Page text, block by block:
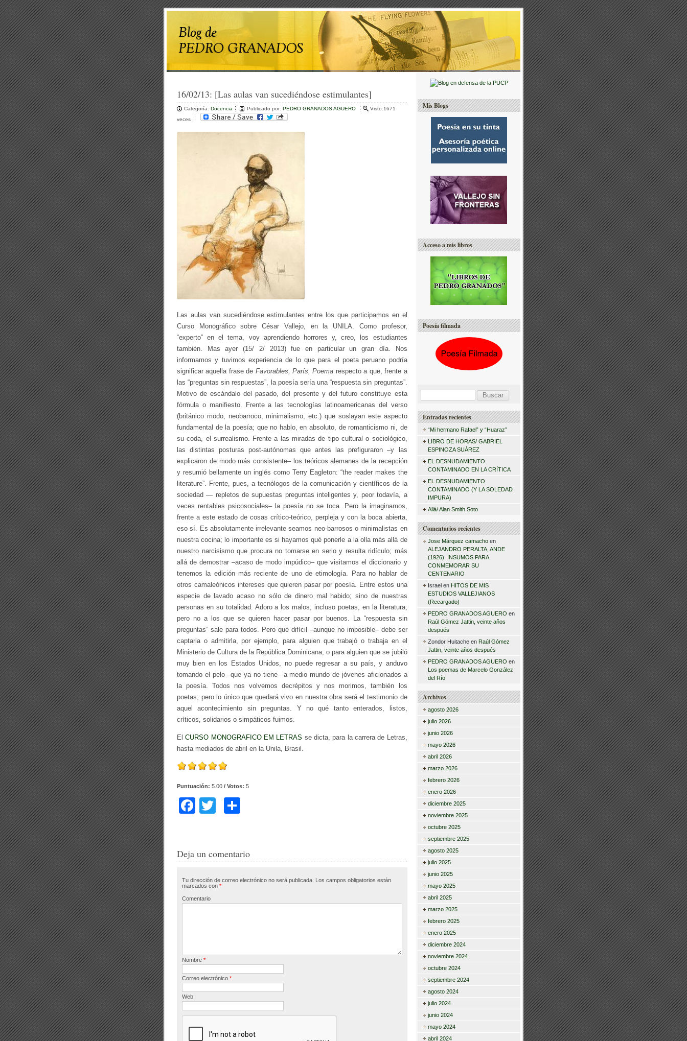
16/02/13: [Las aulas van sucediéndose estimulantes]
Categoría: Docencia Publicado por: PEDRO GRANADOS AGUERO
Visto:1671
veces
Las aulas van sucediéndose estimulantes entre los que participamos en el
Curso Monográfico sobre César Vallejo, en la UNILA. Como profesor,
“experto” en el tema, voy aprendiendo horrores y, creo, los estudiantes
también. Mas ayer (15/ 2/ 2013) fue en particular un gran día. Nos
informamos y tuvimos experiencia de lo que para el poeta peruano podría
significar aquella frase de Favorables, París, Poema respecto a que, frente a
las “preguntas sin respuestas”, la poesía sería una “respuesta sin preguntas”.
Motivo de escándalo del pasado, del presente y del futuro constituye esta
fórmula o manifiesto. Frente a las tecnologías latinoamericanas del verso
(británico modo, neobarroco, minimalismo, etc.) que soslayan este aspecto
fundamental de la poesía; que no hablo, en absoluto, de romanticismo ni, de
su coda, el surrealismo. Frente a las miradas de tipo cultural o sociológico,
las distintas posturas post-autónomas que antes las prefiguraron –y las
explicaron de modo más consistente– los teóricos alemanes de la recepción
y resumió bellamente un inglés como Terry Eagleton: “the reader makes the
literature”. Frente, pues, a tecnólogos de la comunicación y científicos de la
sociedad — repletos de supuestas preguntas inteligentes y, peor todavía, a
veces rentables psicosociales– la poesía no se toca. Pero la imaginamos,
frente a este estado de cosas crítico-teórico, perpleja y con la boca abierta,
eso sí. Es absolutamente irrelevante seamos neo-barrosos o minimalistas en
nuestra cocina; lo importante es si hayamos qué ponerle a la olla más allá de
nuestro narcisismo que procura no tomarse en serio y resulta ridículo; más
allá de demostrar –acaso de modo impúdico– que visitamos el diccionario y
tenemos la edición más reciente de uno de etimología. Para no hablar de
otros camaleónicos intereses que quieren pasar por poesía. Entre estos una
especie de lavado acaso no sólo de dinero mal habido; sino de nuestras
personas en su totalidad. Adoro a los malos, incluso poetas, en la literatura;
pero no a los que se quieren hacer pasar por buenos. La “respuesta sin
preguntas” sale para todos. Pero qué difícil –aunque no imposible– debe ser
captarla o admitirla, por ejemplo, para alguien que trabajó o trabaja en el
Ministerio de Cultura de la República Dominicana; o para alguien que se jubiló
muy bien en los Estados Unidos, no puede regresar a su país, y anduvo
tomando el pelo –que ya no tiene– a medio mundo de jóvenes aficionados a
la poesía. Todos nos volvemos decrépitos y nos morimos, también los
poetas; pero lo único que quedará vivo en nuestra obra será el testimonio de
aquel acontecimiento sin preguntas. Y no qué tanto enterados, listos,
críticos, solidarios o simpáticos fuimos.
ElCURSO MONOGRAFICO EM LETRAS se dicta, para la carrera de Letras,
hasta mediados de abril en la Unila, Brasil.
Puntuación: 5.00 / Votos: 5
F
e
o
o
er p
tir
Deja un comentario
Tu dirección de correo electrónico no será publicada. Los campos obligatorios están
marcados con *
Comentario
Nombre *
Correo electrónico *
Web
Mis Blogs
Acceso a mis libros
Poesía filmada
s
r
Entradas recientes
“Mi hermano Rafael” y “Huaraz”
LIBRO DE HORAS/ GABRIEL
ESPINOZA SUÁREZ
EL DESNUDAMIENTO
CONTAMINADO EN LA CRÍTICA
EL DESNUDAMIENTO
CONTAMINADO (Y LA SOLEDAD
IMPURA)
Allá/ Alan Smith Soto
Comentarios recientes
Jose Márquez camachoen
ALEJANDRO PERALTA, ANDE
(1926). INSUMOS PARA
CONMEMORAR SU
CENTENARIO
Israelen HITOS DE MIS
ESTUDIOS VALLEJIANOS
(Recargado)
PEDRO GRANADOS AGUERO en
Raúl Gómez Jattin, veinte años
después
Zondor Huitacheen Raúl Gómez
Jattin, veinte años después
PEDRO GRANADOS AGUERO en
Los poemas de Marcelo González
del Río
Archivos
agosto 2026
julio 2026
junio 2026
mayo 2026
abril 2026
marzo 2026
febrero 2026
enero 2026
diciembre 2025
noviembre 2025
octubre 2025
septiembre 2025
agosto 2025
julio 2025
junio 2025
mayo 2025
abril 2025
marzo 2025
febrero 2025
enero 2025
diciembre 2024
noviembre 2024
octubre 2024
septiembre 2024
agosto 2024
julio 2024
junio 2024
mayo 2024
abril 2024